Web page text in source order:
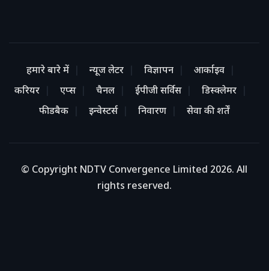
हमारे बारे में न्यूज लेटर विज्ञापन
आर्काइव
करियर
एप्स चैनल ईपीजी सर्विस
डिस्क्लेमर
फीडबैक
इन्वेस्टर्स निवारण सेवा की शर्तें
© Copyright NDTV Convergence Limited 2026. All
rights reserved.